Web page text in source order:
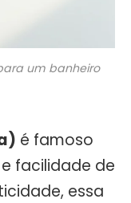
um banheiro
é famoso
facilidade de
essa